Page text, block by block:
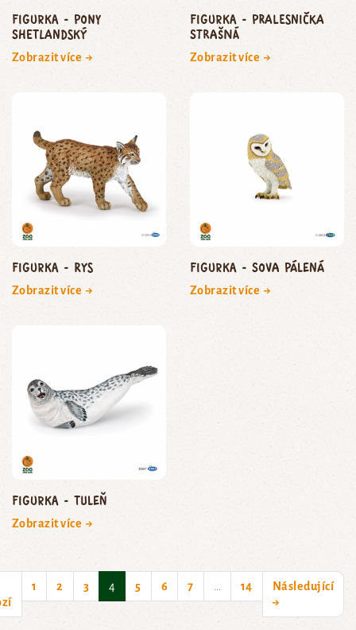
Figurka - pony
shetlandský
Zobrazit více →
Figurka - pralesnička
strašná
Zobrazit více →
Figurka - rys
Zobrazit více →
Figurka - sova pálená
Zobrazit více →
Figurka - tuleň
Zobrazit více →
1 2 3 4 (current)
5 6 7 14
Následující
→